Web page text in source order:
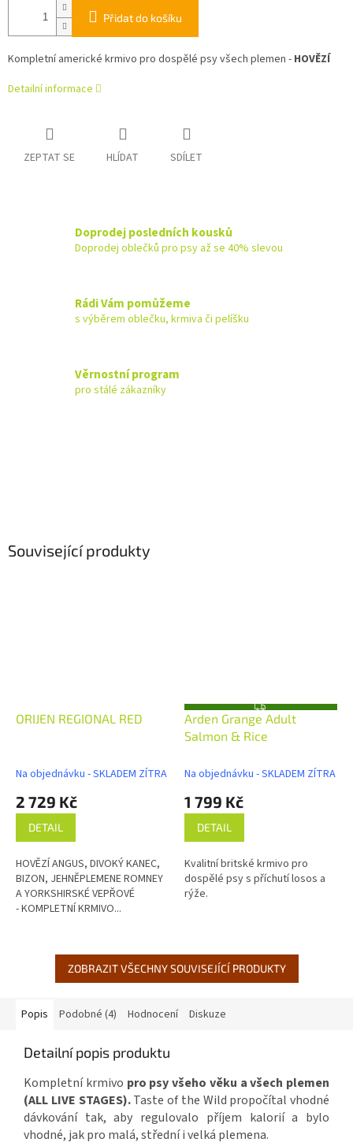
Přidat do košíku
Kompletní americké krmivo pro dospělé psy všech plemen - HOVĚZÍ
Detailní informace
ZEPTAT SE HLÍDAT SDÍLET
Doprodej posledních kousků
Doprodej oblečků pro psy až se 40% slevou
Rádi Vám pomůžeme
s výběrem oblečku, krmiva či pelíšku
Věrnostní program
pro stálé zákazníky
Související produkty
ORIJEN REGIONAL RED
Na objednávku - SKLADEM ZÍTRA
2 729 Kč
DETAIL
HOVĚZÍ ANGUS, DIVOKÝ KANEC,
BIZON, JEHNĚPLEMENE ROMNEY
A YORKSHIRSKÉ VEPŘOVÉ
- KOMPLETNÍ KRMIVO...
Z
D
R
Arden Grange Adult
Salmon & Rice
Na objednávku - SKLADEM ZÍTRA
1 799 Kč
DETAIL
Kvalitní britské krmivo pro
dospělé psy s příchutí losos a
rýže.
ZOBRAZIT VŠECHNY SOUVISEJÍCÍ PRODUKTY
Popis Podobné (4) Hodnocení Diskuze
Detailní popis produktu
Kompletní krmivo pro psy všeho věku a všech plemen
(ALL LIVE STAGES).Taste of the Wild propočítal vhodné
dávkování tak, aby regulovalo příjem kalorií a bylo
vhodné, jak pro malá, střední i velká plemena.